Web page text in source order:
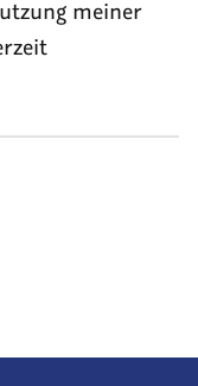
meiner